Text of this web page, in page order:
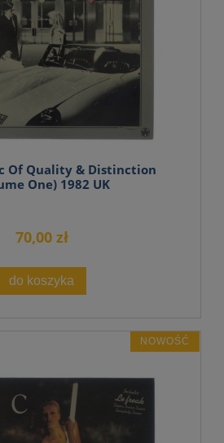
Of Quality & Distinction
One) 1982 UK
70,00 zł
do koszyka
NOWOŚĆ